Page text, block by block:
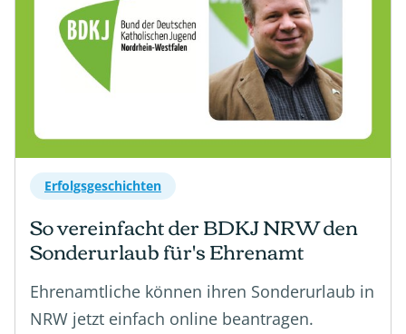
Erfolgsgeschichten
So vereinfacht der BDKJ NRW den
Sonderurlaub für's Ehrenamt
Ehrenamtliche können ihren Sonderurlaub in
NRW jetzt einfach online beantragen.